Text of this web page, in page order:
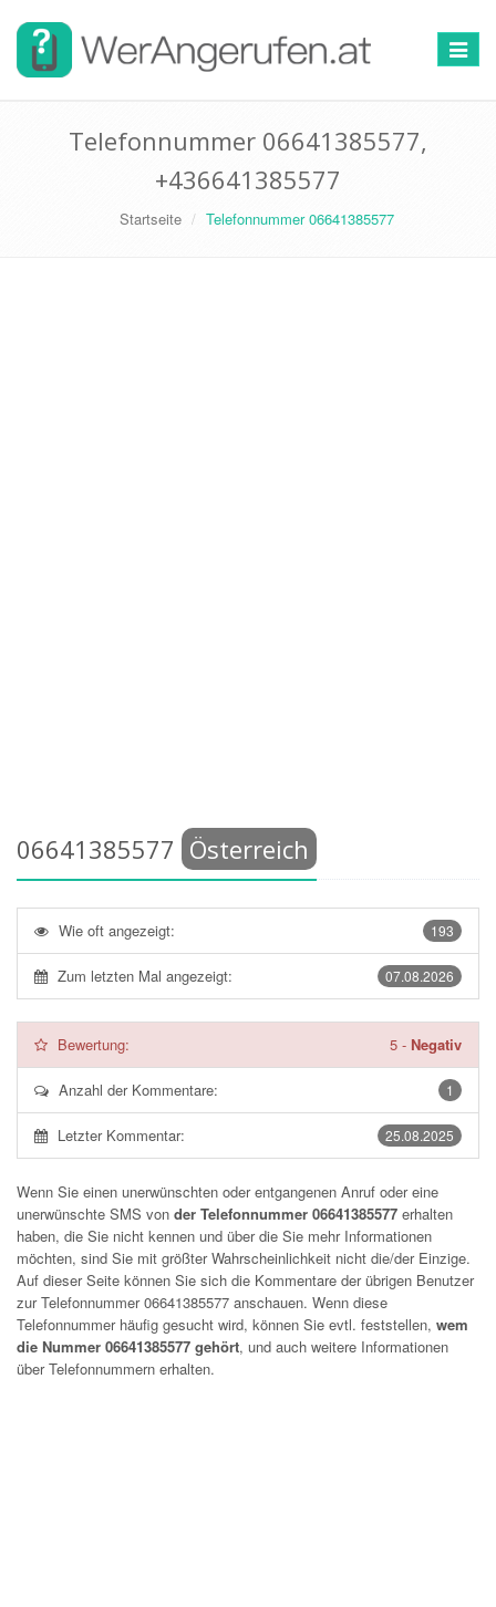
Toggle
Telefonnummer 06641385577,
+436641385577
Startseite Telefonnummer 06641385577
06641385577 Österreich
193
Wie oft angezeigt:
07.08.2026
Zum letzten Mal angezeigt:
Bewertung: 5 - Negativ
1
Anzahl der Kommentare:
25.08.2025
Letzter Kommentar:
Wenn Sie einen unerwünschten oder entgangenen Anruf oder eine
unerwünschte SMS von der Telefonnummer 06641385577 erhalten
haben, die Sie nicht kennen und über die Sie mehr Informationen
möchten, sind Sie mit größter Wahrscheinlichkeit nicht die/der Einzige.
Auf dieser Seite können Sie sich die Kommentare der übrigen Benutzer
zur Telefonnummer06641385577 anschauen. Wenn diese
Telefonnummer häufig gesucht wird, können Sie evtl. feststellen, wem
die Nummer 06641385577 gehört, und auch weitere Informationen
über Telefonnummern erhalten.